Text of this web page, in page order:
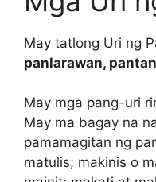
May tatlong Uri ng
panlarawan,
May mga pang-uri
May ma bagay na
pamamagitan ng
matulis; makinis o